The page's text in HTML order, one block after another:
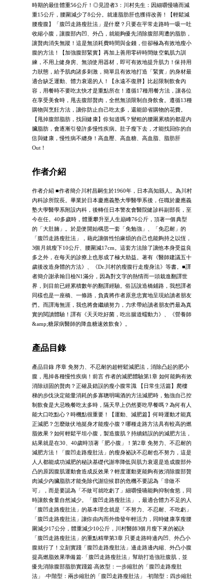
時期的最佳體重56公斤！◎見證者3：川村先生：因細嚼慢嚥而減
重15公斤，腰圍減少了8公分。就連脂肪肝也獲得改善！【輕鬆減
腰瘦腹】「腹凹走路瘦肚法」是什麼？只要在平常走路時一吸一吐
收縮小腹，讓腹部內凹、外凸，就能夠優先消除腹部周遭的脂肪，
讓贅肉消失無蹤！這是無須耗費時間與金錢，但卻極為有效地瘦小
腹的方法！【加強腹部緊實】再加上善用零碎時間做空氣肌力訓
練，不用上健身房、無須使用器材，即可有效地提升肌力！保持用
力狀態，給予肌肉諸多刺激，簡單且有效地打造「緊實」的身材最
適合缺乏運動、體力衰退的人！【永遠不復胖】比起限制飲食內
容，用餐時不要吃太快才是重點所在！遵循17種用餐方法，讓各位
在享受美食時，甩去腹部贅肉，全然無須限制自身飲食。遵循13種
購物與烹飪方法，讓你防止自己吃太多，還能節省購物的花費。
【甩掉腹部脂肪，找回健康】你知道嗎？變粗的腰圍累積的都是內
臟脂肪，會逐漸引發許多慢性疾病。肚子瘦下去，才能找回你的自
信與健康，慢性病不纏身！高血壓、高血糖、高血脂、脂肪肝
Out！
作者介紹
作者介紹 ■作者簡介川村昌嗣生於1960年，日本高知縣人。為川村
內科診所院長。畢業於日本慶應義塾大學醫學系後，任職於慶應義
塾大學醫學系附設內科，後轉任日本警友會醫院健診科副部長，至
今在任。40多歲時，體重攀升至人生巔峰76公斤，頂著一個典型
的「大肚腩」。於是便開始構思一套「免勉強」、「免忍耐」的
「腹凹走路瘦肚法」，藉此讓個性怕麻煩的自己也能夠持之以恆，
3個月就瘦下10公斤、腰圍減17cm。這套方法除了讓他本身受益良
多之外，在每天的診療上也形成了極大助益。著有《醫師建議五十
歲後改造身體的方法》、《Dr.川村的瘦腹行走瘦身法》等書。■譯
者簡介謝承翰日檢N1滿分，因為對文字的熱情而一頭栽進翻譯世
界，到目前已經累積數年的翻譯經驗。俗話說造橋鋪路，我想譯者
同樣也是一座橋、一條路，負責將作者原意忠實地呈現給讀者朋友
們。而譯海無涯，我也將會繼續努力，力求帶給讀者朋友們最為真
實的閱讀體驗！譯有《天天吃好菌，吃出腸道蠕動力》、《營養師
&amp;糖尿病醫師的降血糖速效飲食》。
產品目錄
產品目錄 序章 免努力、不忍耐的超輕鬆減肥法，消除凸起的肥小
腹，甩掉各種慢性疾病！前言 作者的減肥體驗第1章 如何能夠有效
消除頑固的贅肉？正確及錯誤的瘦小腹常識 【日常生活篇】爬樓
梯的步伐決定能量消耗的多寡聰明喝酒的方法減肥時，勉強自己控
制飲食是大忌晚餐吃太多時，隔天早上仍然要吃早餐嗎？為何有人
能大口吃點心？時機點很重要！【運動、減肥篇】何時運動才能真
正減肥？怎麼做伏地挺身才能瘦小腹？哪種走路方法具有較高的燃
脂效果？如何輕鬆平坦小腹，製造腹肌？持續錯誤的的減肥方法，
結果就是在30、40歲時頂著「肥小腹」！第2章 免努力、不忍耐的
減肥方法！「腹凹走路瘦肚法」的瘦身祕訣不忍耐也不努力，這是
人人都能成功減肥的秘訣基礎代謝率降低與肌力衰退是造成腹部外
凸的原因腹肌運動會造成反效果？輕度運動更能夠有效消除腹部贅
肉減少內臟脂肪才能免除代謝症候群的危機不要認為「非做不
可」，而是要認為「不做可就吃虧了」細嚼慢嚥能夠抑制食慾，同
時讓飲食量自然減少。「腹凹走路瘦肚法」，最適合體力不足的人
「腹凹走路瘦肚法」的基本理念就是「不努力、不忍耐、不吃虧」
「腹凹走路瘦肚法」讓你由內而外煥發年輕活力，同時健康享瘦腰
圍減少17公分，體重減少10公斤，川村醫師3個月瘦下來的祕訣
「腹凹走路瘦肚法」的重點精華第3章 只要走路時邊內凹、外凸小
腹就行了！立刻實踐「腹凹走路瘦肚法」邊走路邊內縮、外凸小腹
提高燃脂效果準備篇‧「腹凹走路瘦肚法」幫助打造強壯腹肌，並
優先消除腹部脂肪實踐篇‧高效型：一步縮肚的「腹凹走路瘦肚
法」 ‧中階型：兩步縮肚的「腹凹走路瘦肚法」 ‧初階型：四步縮肚